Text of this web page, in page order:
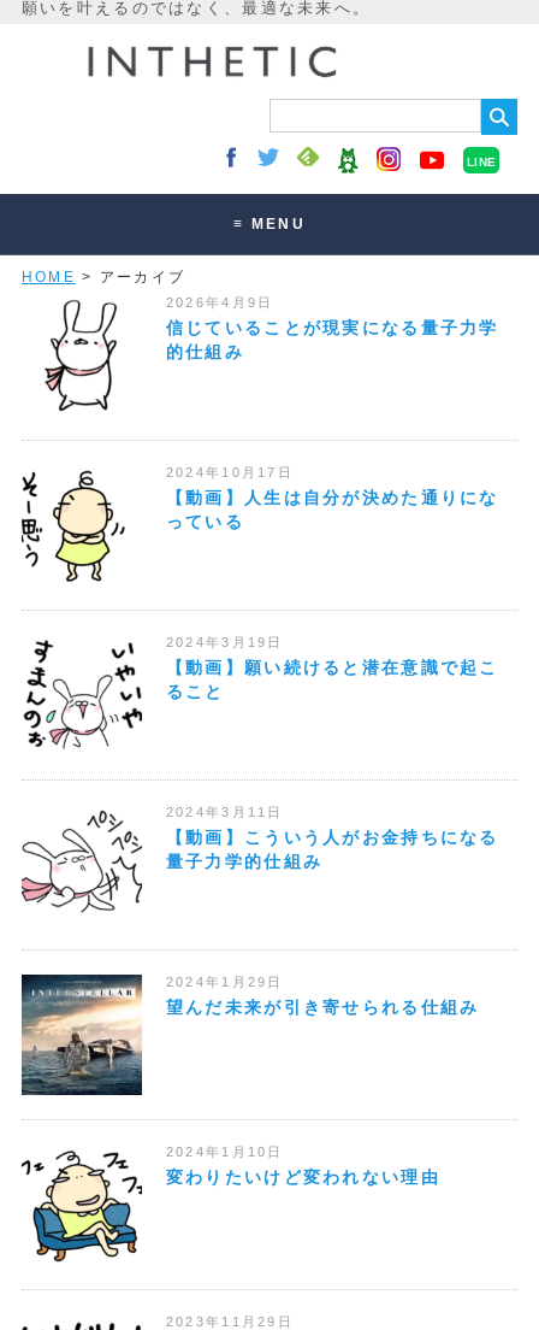
LINE
≡ MENU
講座・セッション
オンラインサロン
HOME > アーカイブ
2026年4月9日
信じていることが現実になる量子力学
的仕組み
2024年10月17日
【動画】人生は自分が決めた通りにな
っている
2024年3月19日
【動画】願い続けると潜在意識で起こ
ること
2024年3月11日
【動画】こういう人がお金持ちになる
量子力学的仕組み
2024年1月29日
望んだ未来が引き寄せられる仕組み
2024年1月10日
変わりたいけど変われない理由
2023年11月29日